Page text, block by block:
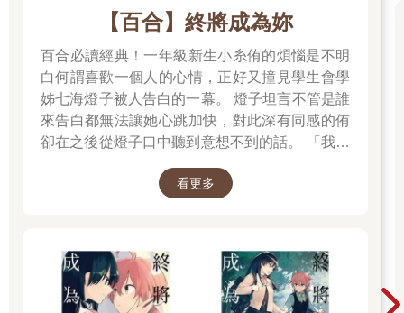
【百合】終將成為妳
百合必讀經典！一年級新生小糸侑的煩惱是不明
白何謂喜歡一個人的心情，正好又撞見學生會學
姊七海燈子被人告白的一幕。 燈子坦言不管是誰
來告白都無法讓她心跳加快，對此深有同感的侑
卻在之後從燈子口中聽到意想不到的話。 「我好
看更多